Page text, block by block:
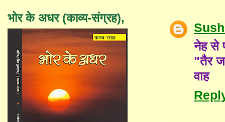
नेह से
"तैर
वाह
भोर के अधर (काव्य-संग्रह),